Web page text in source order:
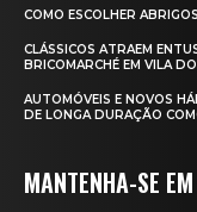
COMO ESCOLHER
CLÁSSICOS ATRAEM
BRICOMARCHÉ EM VILA
AUTOMÓVEIS E NOVOS
DE LONGA DURAÇÃO
MANTENHA-SE